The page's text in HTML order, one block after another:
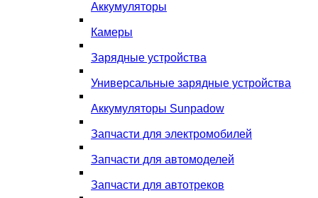
Аккумуляторы
Камеры
Зарядные устройства
Универсальные зарядные устройства
Аккумуляторы Sunpadow
Запчасти для электромобилей
Запчасти для автомоделей
Запчасти для автотреков